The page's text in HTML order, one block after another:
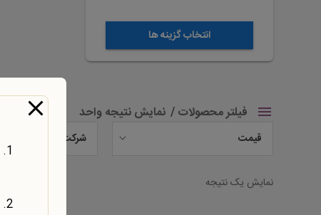
انتخاب گزینه ها
فیلتر محصولات نمایش نتیجه واحد
قیمت شرکت
نمایش یک نتیجه